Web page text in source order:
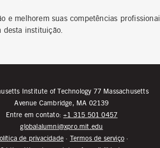
melhorem suas competências
instituição.
Institute of Technology 77 Massachusetts
Avenue Cambridge, MA 02139
Entre em contato:+1 315 501 0457
globalalumni@xpro.mit.edu
de privacidade · Termos de serviço ·